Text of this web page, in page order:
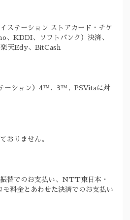
ステーション ストアカード・チケ
、KDDI、ソフトバンク）決済、
天Edy、BitCash
ーション）4™、3™、PSVitaに対
おりません。
替でのお支払い、NTT東日本・
料金とあわせた決済でのお支払い